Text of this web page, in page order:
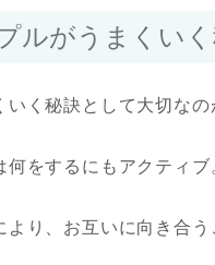
ルがうまくい
く秘訣として大切な
をするにもアクティ
り、お互いに向き合